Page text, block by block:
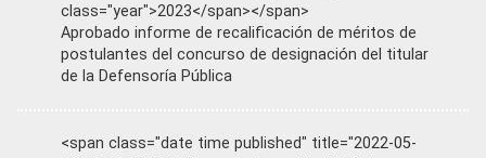
class="year">2023</span></span>
Aprobado informe de recalificación de méritos de
postulantes del concurso de designación del titular
de la Defensoría Pública
<span class="date time published" title="2022-05-